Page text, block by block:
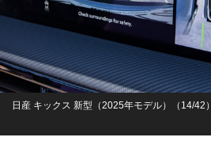
日産 キックス 新型（2025年モデル）（14/42）